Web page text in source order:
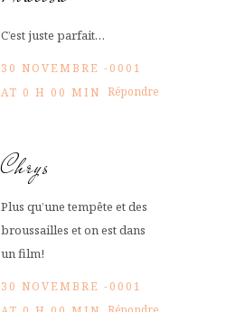
C’est juste parfait…
30 NOVEMBRE -0001
AT 0 H 00 MIN Répondre
Chrys
Plus qu’une tempête et des
broussailles et on est dans
un film!
30 NOVEMBRE -0001